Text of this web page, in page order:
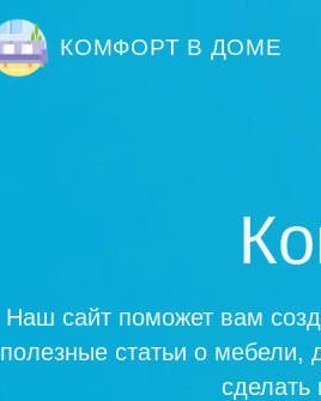
КОМФОРТ В ДОМЕ
Наш сайт поможет вам
полезные статьи о мебели,